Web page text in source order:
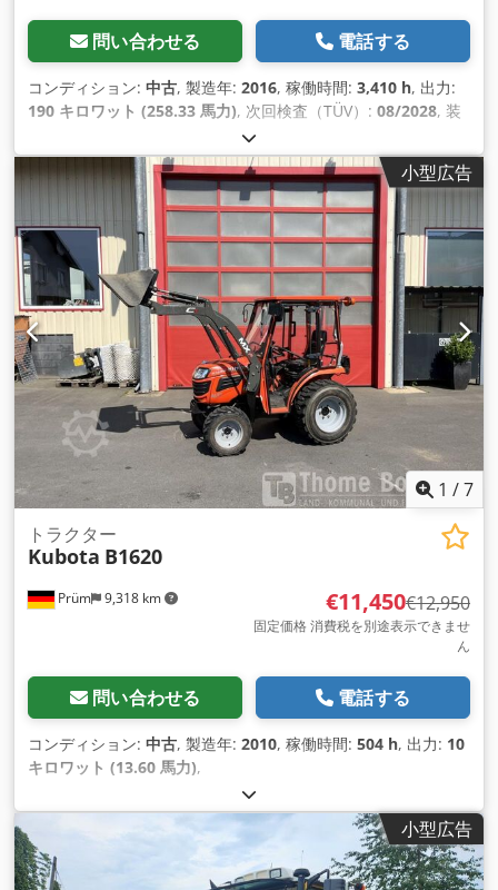
問い合わせる 電話する
コンディション: 中古, 製造年: 2016, 稼働時間: 3,410 h, 出力:
190 キロワット (258.33 馬力), 次回検査（TÜV）: 08/2028, 装
小型広告
1 /7
Prüm 9,318 km
トラクター
Kubota B1620
€11,450€12,950
固定価格 消費税を別途表示できませ
ん
問い合わせる 電話する
コンディション: 中古, 製造年: 2010, 稼働時間: 504 h, 出力: 10
キロワット (13.60 馬力),
小型広告